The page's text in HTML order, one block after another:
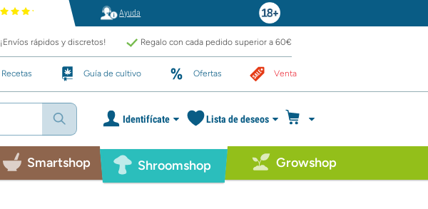
Ayuda
¡Envíos rápidos y discretos! Regalo con cada pedido superior a 60€
Recetas Guía de cultivo Ofertas Venta
Identifícate Lista de deseos
Smartshop Shroomshop Growshop